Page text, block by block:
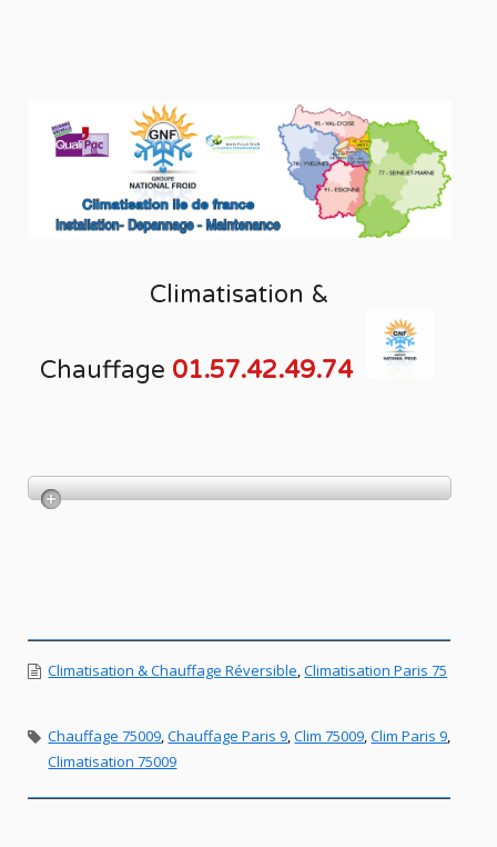
Climatisation &
Chauffage 01.57.42.49.74
Climatisation & Chauffage Réversible ,Climatisation Paris 75
Chauffage 75009 ,Chauffage Paris 9 ,Clim 75009 ,Clim Paris 9
Climatisation 75009